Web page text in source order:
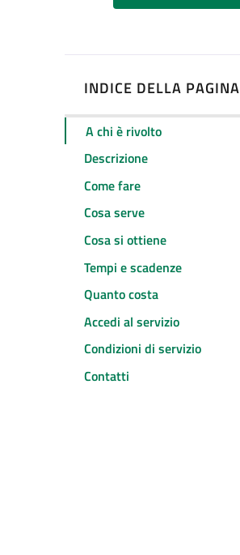
INDICE DELLA PAGINA
A chi è rivolto
Descrizione
Come fare
Cosa serve
Cosa si ottiene
Tempi e scadenze
Quanto costa
Accedi al servizio
Condizioni di servizio
Contatti